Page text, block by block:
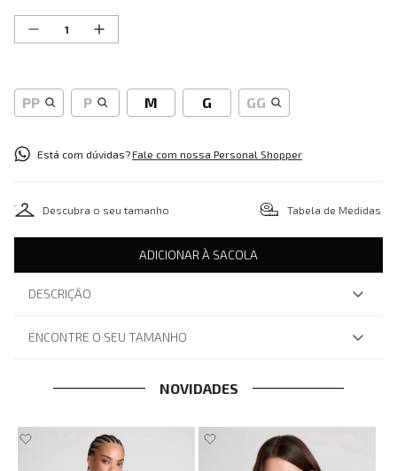
PP P M G GG
Está com dúvidas?Fale com nossa Personal Shopper
Descubra o seu tamanho Tabela de Medidas
ADICIONAR À SACOLA
DESCRIÇÃO
ENCONTRE O SEU TAMANHO
NOVIDADES